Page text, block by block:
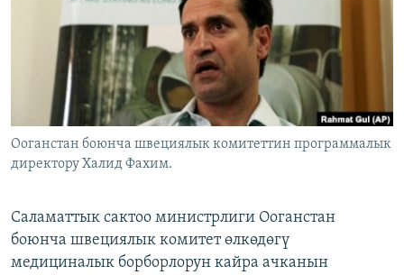
ЫҢГАЙСЫЗ СУРООЛОР
ЭЕ/АРнун бардык сайттары
Ооганстан боюнча швециялык комитеттин программалык
директору Халид Фахим.
Саламаттык сактоо министрлиги Ооганстан
боюнча швециялык комитет өлкөдөгү
медициналык борборлорун кайра ачканын